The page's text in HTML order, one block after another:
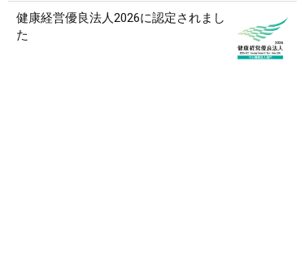
健康経営優良法人2026に認定されまし
た